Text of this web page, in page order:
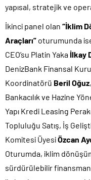
yapısal, stratejik ve
İkinci panel olan “İklim
Araçları” oturumunda
CEO’su Platin Yaka İlkay
DenizBank Finansal
Koordinatörü Beril Oğuz
Bankacılık ve Hazine
Yapı Kredi Leasing
Topluluğu Satış, İş
Komitesi ÜyesiÖzcan
Oturumda, iklim
sürdürülebilir